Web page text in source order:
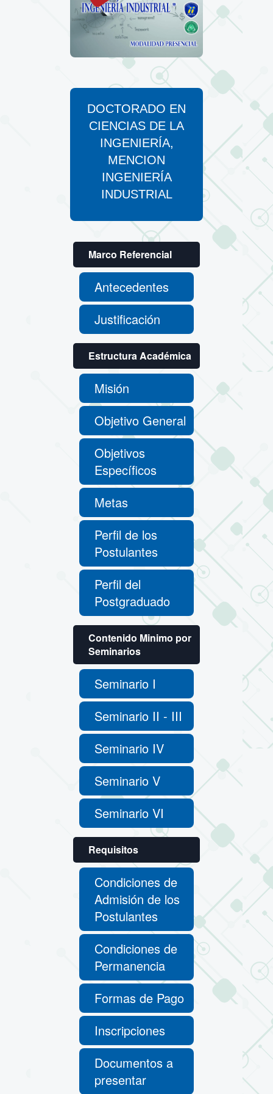
DOCTORADO EN
CIENCIAS DE LA
INGENIERÍA,
MENCION
INGENIERÍA
INDUSTRIAL
Marco Referencial
Antecedentes
Justificación
Estructura Académica
Misión
Objetivo General
Objetivos
Específicos
Metas
Perfil de los
Postulantes
Perfil del
Postgraduado
Contenido Minimo por
Seminarios
Seminario I
Seminario II - III
Seminario IV
Seminario V
Seminario VI
Requisitos
Condiciones de
Admisión de los
Postulantes
Condiciones de
Permanencia
Formas de Pago
Inscripciones
Documentos a
presentar